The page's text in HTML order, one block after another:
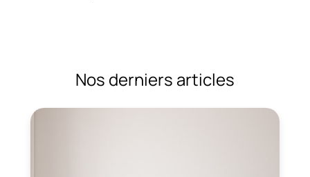
Nos derniers articles